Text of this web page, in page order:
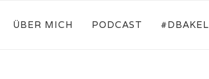
ÜBER MICH PODCAST #DBAKEL